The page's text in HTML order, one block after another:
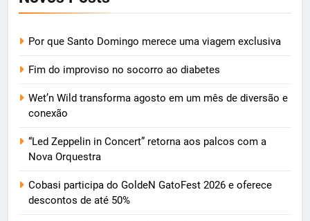
Por que Santo Domingo merece uma viagem exclusiva
Fim do improviso no socorro ao diabetes
Wet’n Wild transforma agosto em um mês de diversão e
conexão
“Led Zeppelin in Concert” retorna aos palcos com a
Nova Orquestra
Cobasi participa do GoldeN GatoFest 2026 e oferece
descontos de até 50%